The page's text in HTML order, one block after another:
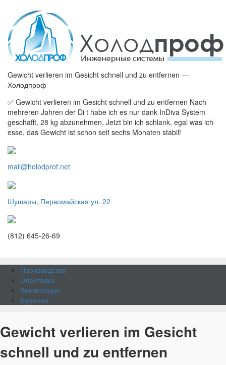
Gewicht verlieren im Gesicht schnell und zu entfernen —
Холодпроф
✅ Gewicht verlieren im Gesicht schnell und zu entfernen Nach
mehreren Jahren der Di t habe ich es nur dank InDiva System
geschafft, 28 kg abzunehmen. Jetzt bin ich schlank, egal was ich
esse, das Gewicht ist schon seit sechs Monaten stabil!
mail@holodprof.net
Шушары, Первомайская ул. 22
(812) 645-26-69
Производство
Электрика
Вентиляция
Бурение
Gewicht verlieren im Gesicht
schnell und zu entfernen